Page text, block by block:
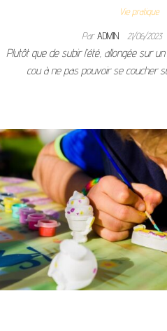
Vie pratique
ParADMIN 21/06/2023
Plutôt que de subir l’été, allongée sur
cou à ne pas pouvoir se coucher